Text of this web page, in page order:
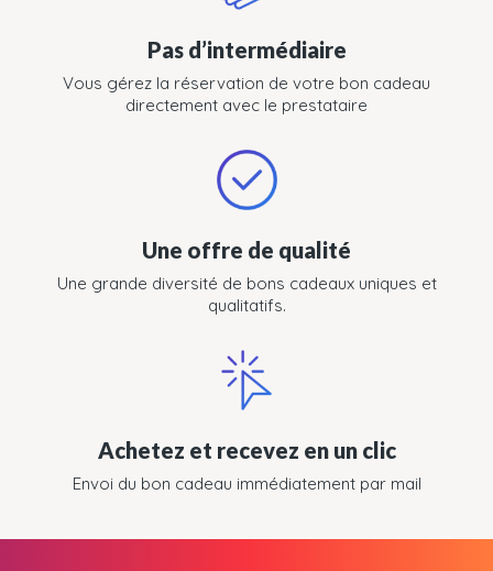
Pas d’intermédiaire
Vous gérez la réservation de votre bon cadeau
directement avec le prestataire
Une offre de qualité
Une grande diversité de bons cadeaux uniques et
qualitatifs.
Achetez et recevez en un clic
Envoi du bon cadeau immédiatement par mail